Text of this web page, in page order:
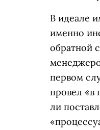
В идеале
именно
обратной
первом
провел «в
ли